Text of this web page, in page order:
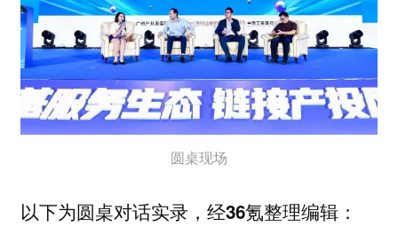
圆桌现场
以下为圆桌对话实录，经36氪整理编辑：